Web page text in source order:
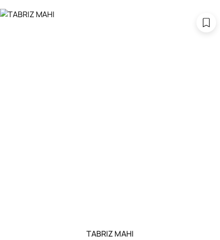
TABRIZ MAHI